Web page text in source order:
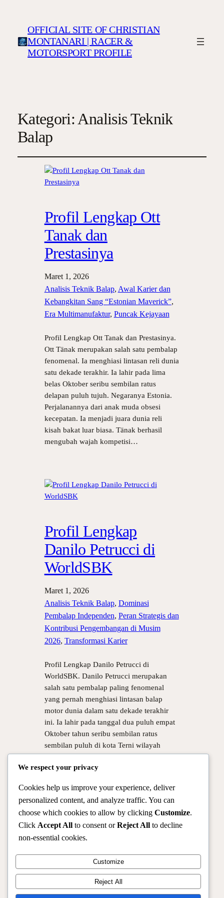
OFFICIAL SITE OF CHRISTIAN
MONTANARI | RACER &
MOTORSPORT PROFILE
Kategori: Analisis Teknik
Balap
Profil Lengkap Ott
Tanak dan
Prestasinya
Maret 1, 2026
Analisis Teknik Balap, Awal Karier dan
Kebangkitan Sang “Estonian Maverick”
Era Multimanufaktur, Puncak Kejayaan
Profil Lengkap Ott Tanak dan Prestasinya.
Ott Tänak merupakan salah satu pembalap
fenomenal. Ia menghiasi lintasan reli dunia
satu dekade terakhir. Ia lahir pada lima
belas Oktober seribu sembilan ratus
delapan puluh tujuh. Negaranya Estonia.
Perjalanannya dari anak muda obsesi
kecepatan. Ia menjadi juara dunia reli
kisah bakat luar biasa. Tänak berhasil
mengubah wajah kompetisi…
Profil Lengkap
Danilo Petrucci di
WorldSBK
Maret 1, 2026
Analisis Teknik Balap, Dominasi
Pembalap Independen, Peran Strategis dan
Kontribusi Pengembangan di Musim
2026, Transformasi Karier
Profil Lengkap Danilo Petrucci di
WorldSBK. Danilo Petrucci merupakan
salah satu pembalap paling fenomenal
yang pernah menghiasi lintasan balap
motor dunia dalam satu dekade terakhir
ini. Ia lahir pada tanggal dua puluh empat
Oktober tahun seribu sembilan ratus
sembilan puluh di kota Terni wilayah
Italia. Kariernya sangat unik karena ia
telah mencicipi berbagai ajang balap…
Official Site of Christian Montanari | Racer & Motorsport
Profile
We respect your privacy
Cookies help us improve your experience, deliver
personalized content, and analyze traffic. You can
choose which cookies to allow by clicking Customize.
Click Accept All to consent orReject All to decline
non-essential cookies.
Customize
Reject All